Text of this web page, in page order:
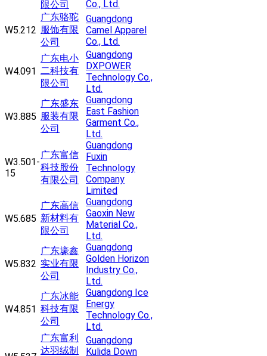
限公司
Co., Ltd.
W5.212
广东骆驼
服饰有限
公司
Guangdong
Camel Apparel
Co., Ltd.
W4.091
广东电小
二科技有
限公司
Guangdong
DXPOWER
Technology Co.,
Ltd.
W3.885
广东盛东
服装有限
公司
Guangdong
East Fashion
Garment Co.,
Ltd.
W3.501-
15
广东富信
科技股份
有限公司
Guangdong
Fuxin
Technology
Company
Limited
W5.685
广东高信
新材料有
限公司
Guangdong
Gaoxin New
Material Co.,
Ltd.
W5.832
广东壕鑫
实业有限
公司
Guangdong
Golden Horizon
Industry Co.,
Ltd.
W4.851
广东冰能
科技有限
公司
Guangdong Ice
Energy
Technology Co.,
Ltd.
广东富利
达羽绒制
Guangdong
Kulida Down